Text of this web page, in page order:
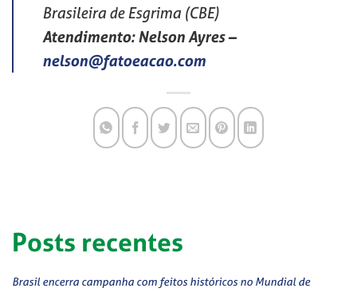
Brasileira de Esgrima (CBE)
Atendimento: Nelson Ayres–
nelson@fatoeacao.com
Posts recentes
Brasil encerra campanha com feitos históricos no Mundial de